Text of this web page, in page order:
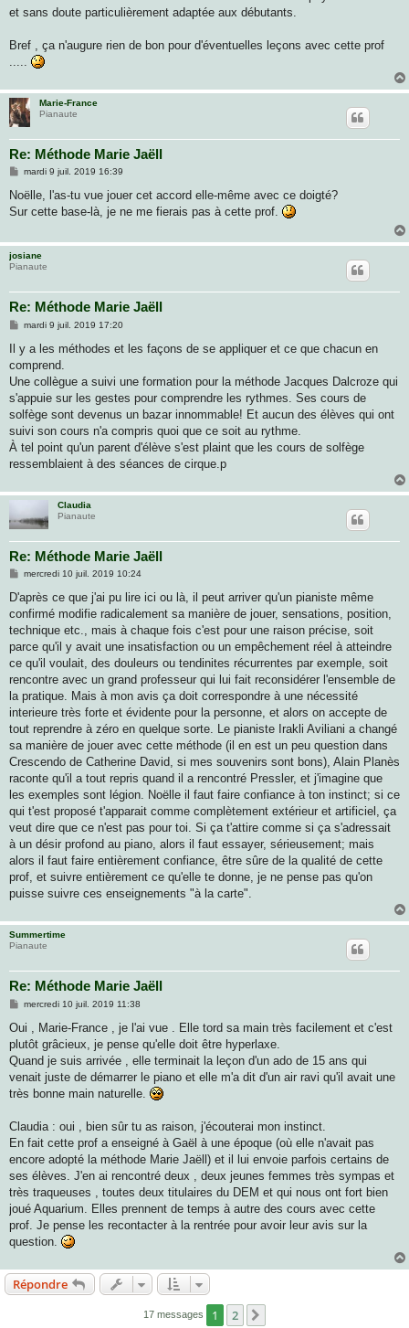
et sans doute particulièrement adaptée aux débutants.
Bref , ça n'augure rien de bon pour d'éventuelles leçons avec cette prof
Marie-France
Pianaute
Re: Méthode Marie Jaëll
M
s
a
mardi 9 juil. 2019 16:39
Noëlle, l'as-tu vue jouer cet accord elle-même avec ce doigté?
Sur cette base-là, je ne me fierais pas à cette prof.
josiane
Pianaute
Re: Méthode Marie Jaëll
M
s
s
a
g
mardi 9 juil. 2019 17:20
Il y a les méthodes et les façons de se appliquer et ce que chacun en
comprend.
Une collègue a suivi une formation pour la méthode Jacques Dalcroze qui
s'appuie sur les gestes pour comprendre les rythmes. Ses cours de
solfège sont devenus un bazar innommable! Et aucun des élèves qui ont
suivi son cours n'a compris quoi que ce soit au rythme.
À tel point qu'un parent d'élève s'est plaint que les cours de solfège
ressemblaient à des séances de cirque.p
Claudia
Pianaute
Re: Méthode Marie Jaëll
M
s
a
g
mercredi 10 juil. 2019 10:24
D'après ce que j'ai pu lire ici ou là, il peut arriver qu'un pianiste même
confirmé modifie radicalement sa manière de jouer, sensations, position,
technique etc., mais à chaque fois c'est pour une raison précise, soit
parce qu'il y avait une insatisfaction ou un empêchement réel à atteindre
ce qu'il voulait, des douleurs ou tendinites récurrentes par exemple, soit
rencontre avec un grand professeur qui lui fait reconsidérer l'ensemble de
la pratique. Mais à mon avis ça doit correspondre à une nécessité
interieure très forte et évidente pour la personne, et alors on accepte de
tout reprendre à zéro en quelque sorte. Le pianiste Irakli Aviliani a changé
sa manière de jouer avec cette méthode (il en est un peu question dans
Crescendo de Catherine David, si mes souvenirs sont bons), Alain Planès
raconte qu'il a tout repris quand il a rencontré Pressler, et j'imagine que
les exemples sont légion. Noëlle il faut faire confiance à ton instinct; si ce
qui t'est proposé t'apparait comme complètement extérieur et artificiel, ça
veut dire que ce n'est pas pour toi. Si ça t'attire comme si ça s'adressait
à un désir profond au piano, alors il faut essayer, sérieusement; mais
alors il faut faire entièrement confiance, être sûre de la qualité de cette
prof, et suivre entièrement ce qu'elle te donne, je ne pense pas qu'on
puisse suivre ces enseignements "à la carte".
Summertime
Pianaute
Re: Méthode Marie Jaëll
M
s
a
g
mercredi 10 juil. 2019 11:38
Oui , Marie-France , je l'ai vue . Elle tord sa main très facilement et c'est
plutôt grâcieux, je pense qu'elle doit être hyperlaxe.
Quand je suis arrivée , elle terminait la leçon d'un ado de 15 ans qui
venait juste de démarrer le piano et elle m'a dit d'un air ravi qu'il avait une
très bonne main naturelle.
Claudia : oui , bien sûr tu as raison, j'écouterai mon instinct.
En fait cette prof a enseigné à Gaël à une époque (où elle n'avait pas
encore adopté la méthode Marie Jaëll) et il lui envoie parfois certains de
ses élèves. J'en ai rencontré deux , deux jeunes femmes très sympas et
très traqueuses , toutes deux titulaires du DEM et qui nous ont fort bien
joué Aquarium. Elles prennent de temps à autre des cours avec cette
prof. Je pense les recontacter à la rentrée pour avoir leur avis sur la
question.
Répondre
17 messages 1 2